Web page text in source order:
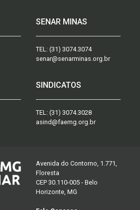
SENAR MINAS
TEL: (31) 3074.3074
senar@senarminas.org.br
SINDICATOS
TEL: (31) 3074.3028
asind@faemg.org.br
Avenida do Contorno, 1.771,
Floresta
CEP 30.110-005 - Belo
Horizonte, MG